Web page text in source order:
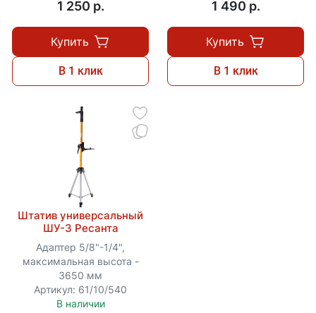
1 250 p.
Купить
В 1 клик
1 490 p.
Купить
В 1 клик
Штатив универсальный
ШУ-3 Ресанта
Адаптер 5/8"-1/4",
максимальная высота -
3650 мм
Артикул: 61/10/540
В наличии